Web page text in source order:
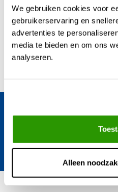
We gebruiken cookies voor
gebruikerservaring en
advertenties te
media te bieden en om ons
analyseren.
Alleen
regentonnen